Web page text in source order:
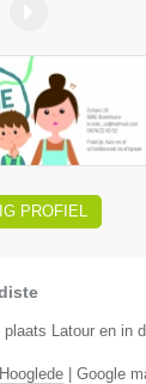
PROFIEL
Latour en in
Hooglede Google